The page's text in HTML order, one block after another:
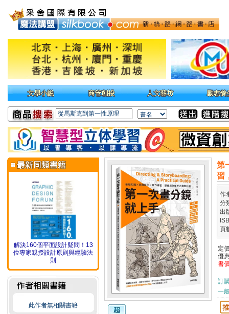
解決160個平面設計疑問！13
位專家親授設計原則與經驗法
則
此作者無相關書籍
第
習
作
分
出
頁
定
優
書
訂
一